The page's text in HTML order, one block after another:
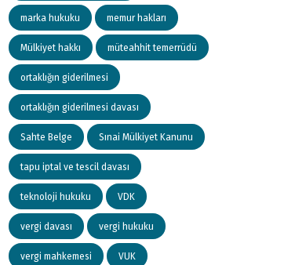
marka hukuku memur hakları
Mülkiyet hakkı müteahhit temerrüdü
ortaklığın giderilmesi
ortaklığın giderilmesi davası
Sahte Belge Sınai Mülkiyet Kanunu
tapu iptal ve tescil davası
teknoloji hukuku VDK
vergi davası vergi hukuku
vergi mahkemesi VUK